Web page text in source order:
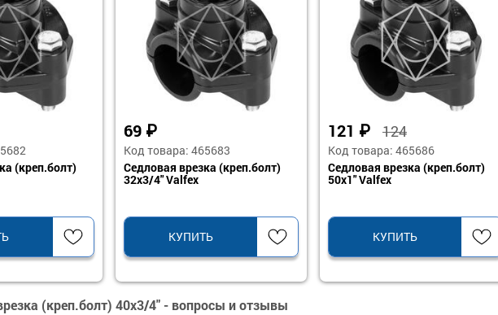
(креп.болт)
69 ₽
Код товара: 465683
Седловая врезка (креп.болт)
32х3/4" Valfex
КУПИТЬ
121 ₽ 124
Код товара: 465686
Седловая врезка (креп.болт)
50х1" Valfex
КУПИТЬ
(креп.болт) 40х3/4" - вопросы и отзывы